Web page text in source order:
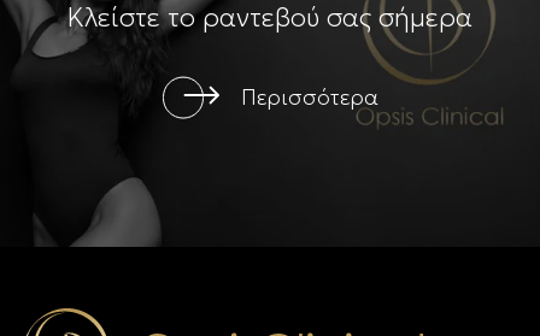
Κλείστε το ραντεβού σας σήμερα
Περισσότερα